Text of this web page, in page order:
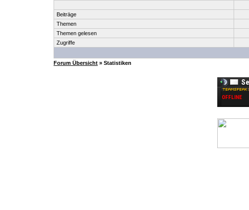
Beiträge
Themen
Themen gelesen
Zugriffe
Forum Übersicht » Statistiken